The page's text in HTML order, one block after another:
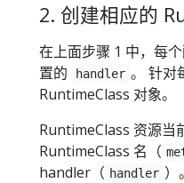
2. 创建相应的
在上面步骤 1 中，每
置的
handler 。 针对
RuntimeClass 对象。
RuntimeClass 资源当
RuntimeClass 名（
handler（ handler ）